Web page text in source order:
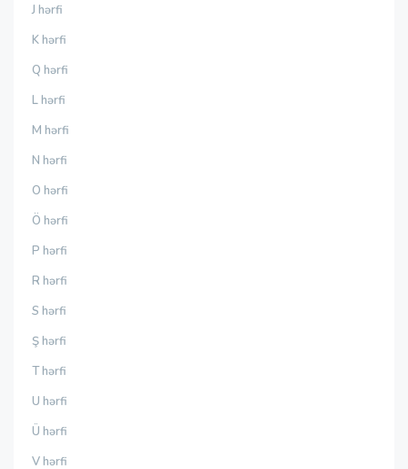
J hərfi
K hərfi
Q hərfi
L hərfi
M hərfi
N hərfi
O hərfi
Ö hərfi
P hərfi
R hərfi
S hərfi
Ş hərfi
T hərfi
U hərfi
Ü hərfi
V hərfi